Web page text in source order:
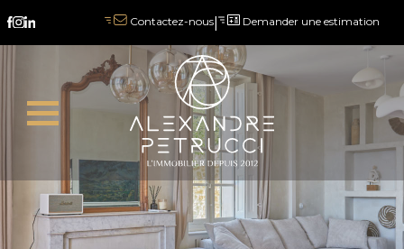
Contactez-nous | Demander une estimation
Archive